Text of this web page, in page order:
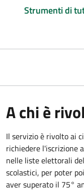
Strumenti di
A chi è
Il servizio è rivolto ai
richiedere l'iscrizione
nelle liste elettorali
scolastici, per poter
aver superato il 75°